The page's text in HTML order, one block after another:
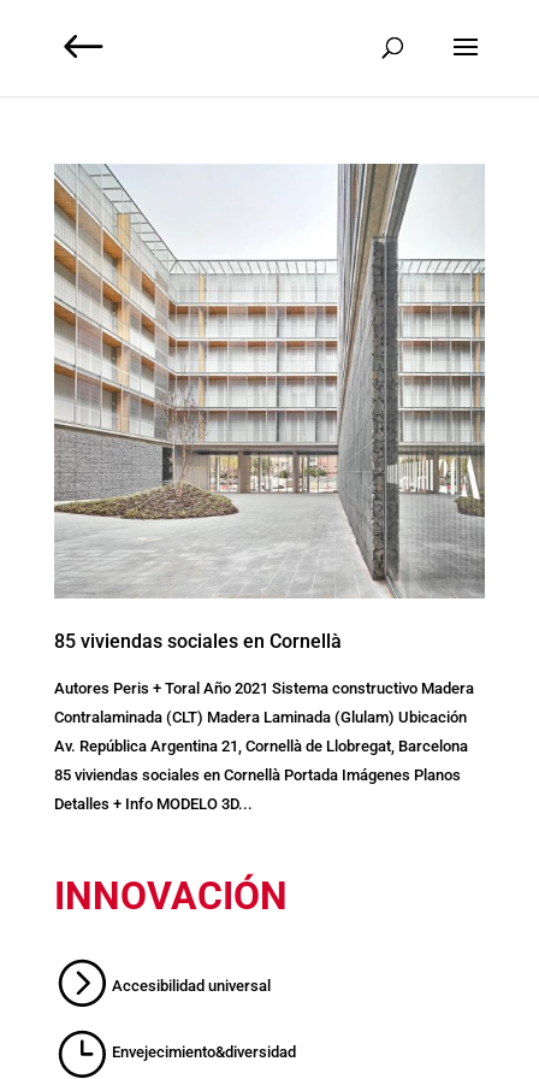
85 viviendas sociales en Cornellà
Autores Peris + Toral Año 2021 Sistema constructivo Madera
Contralaminada (CLT) Madera Laminada (Glulam) Ubicación
Av. República Argentina 21, Cornellà de Llobregat, Barcelona
85 viviendas sociales en Cornellà Portada Imágenes Planos
Detalles + Info MODELO 3D...
INNOVACIÓN
Accesibilidad universal
Envejecimiento&diversidad